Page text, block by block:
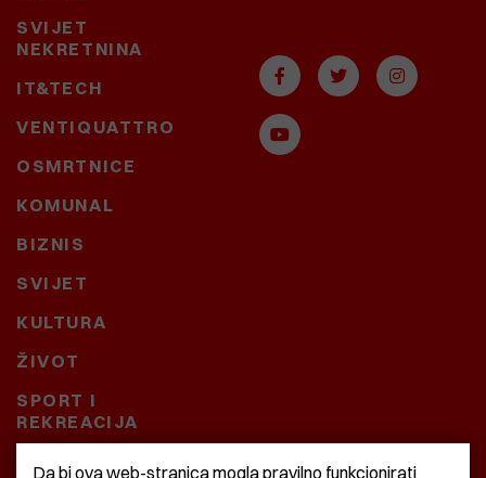
SVIJET
NEKRETNINA
IT&TECH
VENTIQUATTRO
OSMRTNICE
KOMUNAL
BIZNIS
SVIJET
KULTURA
ŽIVOT
SPORT I
REKREACIJA
Da bi ova web-stranica mogla pravilno funkcionirati